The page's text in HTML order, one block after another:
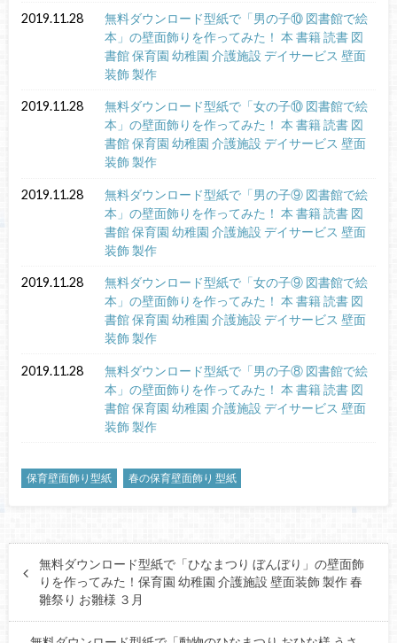
2019.11.28
無料ダウンロード型紙で「男の子⑩ 図書館で絵
本」の壁面飾りを作ってみた！ 本 書籍 読書 図
書館 保育園 幼稚園 介護施設 デイサービス 壁面
装飾 製作
2019.11.28
無料ダウンロード型紙で「女の子⑩ 図書館で絵
本」の壁面飾りを作ってみた！ 本 書籍 読書 図
書館 保育園 幼稚園 介護施設 デイサービス 壁面
装飾 製作
2019.11.28
無料ダウンロード型紙で「男の子⑨ 図書館で絵
本」の壁面飾りを作ってみた！ 本 書籍 読書 図
書館 保育園 幼稚園 介護施設 デイサービス 壁面
装飾 製作
2019.11.28
無料ダウンロード型紙で「女の子⑨ 図書館で絵
本」の壁面飾りを作ってみた！ 本 書籍 読書 図
書館 保育園 幼稚園 介護施設 デイサービス 壁面
装飾 製作
2019.11.28
無料ダウンロード型紙で「男の子⑧ 図書館で絵
本」の壁面飾りを作ってみた！ 本 書籍 読書 図
書館 保育園 幼稚園 介護施設 デイサービス 壁面
装飾 製作
保育壁面飾り型紙 春の保育壁面飾り 型紙
無料ダウンロード型紙で「ひなまつり ぼんぼり」の壁面飾
りを作ってみた！保育園 幼稚園 介護施設 壁面装飾 製作 春
雛祭り お雛様 ３月